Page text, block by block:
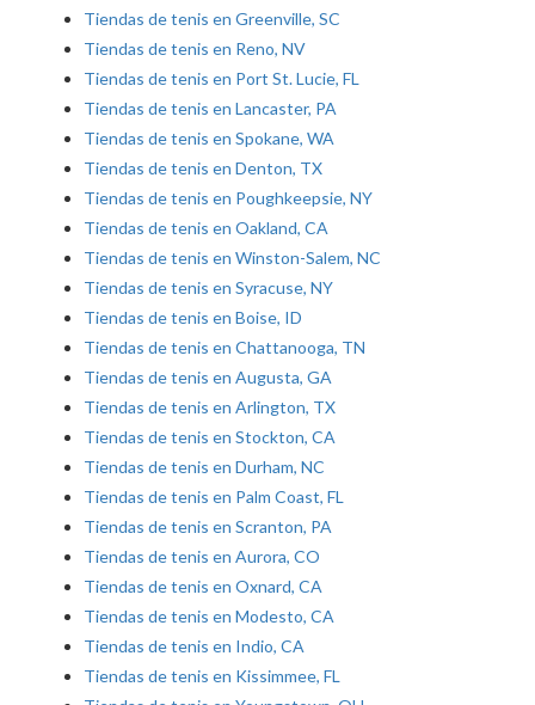
Tiendas de tenis en Greenville, SC
Tiendas de tenis en Reno, NV
Tiendas de tenis en Port St. Lucie, FL
Tiendas de tenis en Lancaster, PA
Tiendas de tenis en Spokane, WA
Tiendas de tenis en Denton, TX
Tiendas de tenis en Poughkeepsie, NY
Tiendas de tenis en Oakland, CA
Tiendas de tenis en Winston-Salem, NC
Tiendas de tenis en Syracuse, NY
Tiendas de tenis en Boise, ID
Tiendas de tenis en Chattanooga, TN
Tiendas de tenis en Augusta, GA
Tiendas de tenis en Arlington, TX
Tiendas de tenis en Stockton, CA
Tiendas de tenis en Durham, NC
Tiendas de tenis en Palm Coast, FL
Tiendas de tenis en Scranton, PA
Tiendas de tenis en Aurora, CO
Tiendas de tenis en Oxnard, CA
Tiendas de tenis en Modesto, CA
Tiendas de tenis en Indio, CA
Tiendas de tenis en Kissimmee, FL